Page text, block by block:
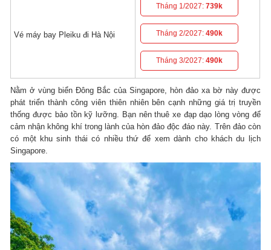
Vé máy bay Pleiku đi Hà Nội
Tháng 1/2027:739k
Tháng 2/2027:490k
Tháng 3/2027:490k
Nằm ở vùng biển Đông Bắc của Singapore, hòn đảo xa bờ này được
phát triển thành công viên thiên nhiên bên cạnh những giá trị truyền
thống được bảo tồn kỹ lưỡng. Bạn nên thuê xe đạp dạo lòng vòng để
cảm nhận không khí trong lành của hòn đảo độc đáo này. Trên đảo còn
có một khu sinh thái có nhiều thứ để xem dành cho khách du lịch
Singapore.